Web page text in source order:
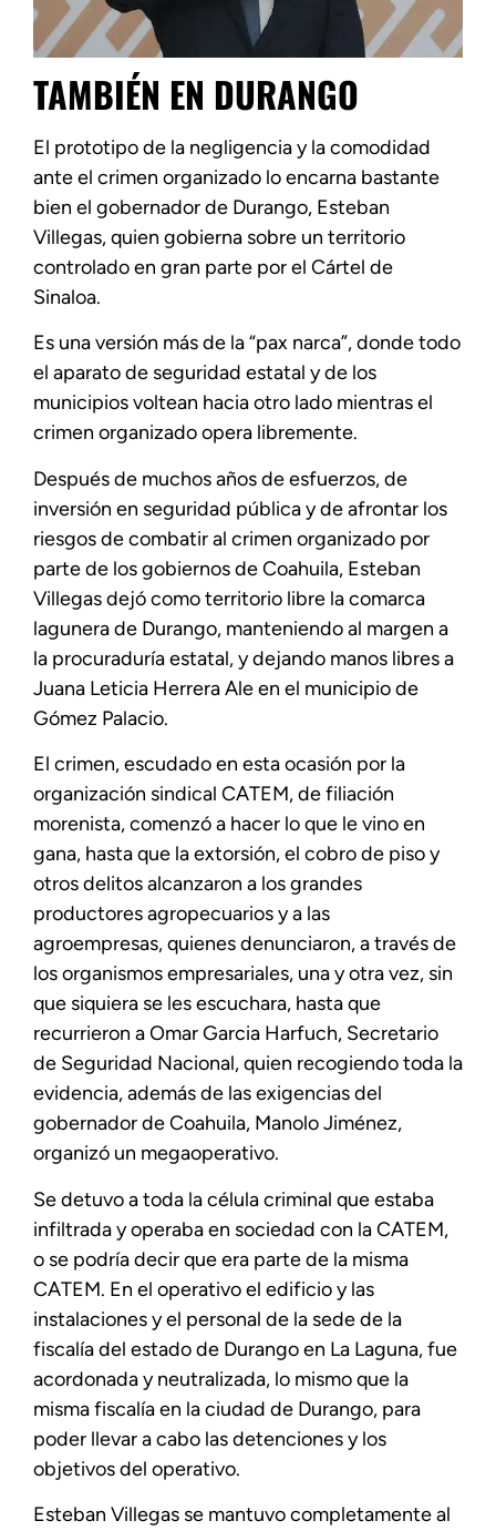
TAMBIÉN EN DURANGO
El prototipo de la negligencia y la comodidad
ante el crimen organizado lo encarna bastante
bien el gobernador de Durango, Esteban
Villegas, quien gobierna sobre un territorio
controlado en gran parte por el Cártel de
Sinaloa.
Es una versión más de la “pax narca”, donde todo
el aparato de seguridad estatal y de los
municipios voltean hacia otro lado mientras el
crimen organizado opera libremente.
Después de muchos años de esfuerzos, de
inversión en seguridad pública y de afrontar los
riesgos de combatir al crimen organizado por
parte de los gobiernos de Coahuila, Esteban
Villegas dejó como territorio libre la comarca
lagunera de Durango, manteniendo al margen a
la procuraduría estatal, y dejando manos libres a
Juana Leticia Herrera Ale en el municipio de
Gómez Palacio.
El crimen, escudado en esta ocasión por la
organización sindical CATEM, de filiación
morenista, comenzó a hacer lo que le vino en
gana, hasta que la extorsión, el cobro de piso y
otros delitos alcanzaron a los grandes
productores agropecuarios y a las
agroempresas, quienes denunciaron, a través de
los organismos empresariales, una y otra vez, sin
que siquiera se les escuchara, hasta que
recurrieron a Omar Garcia Harfuch, Secretario
de Seguridad Nacional, quien recogiendo toda la
evidencia, además de las exigencias del
gobernador de Coahuila, Manolo Jiménez,
organizó un megaoperativo.
Se detuvo a toda la célula criminal que estaba
infiltrada y operaba en sociedad con la CATEM,
o se podría decir que era parte de la misma
CATEM. En el operativo el edificio y las
instalaciones y el personal de la sede de la
fiscalía del estado de Durango en La Laguna, fue
acordonada y neutralizada, lo mismo que la
misma fiscalía en la ciudad de Durango, para
poder llevar a cabo las detenciones y los
objetivos del operativo.
Esteban Villegas se mantuvo completamente al